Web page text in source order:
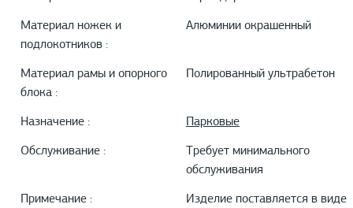
Материал ножек и
подлокотников :
Алюминии окрашенный
Материал рамы и опорного
блока :
Полированный ультрабетон
Назначение : Парковые
Обслуживание :
Требует минимального
обслуживания
Примечание :
Изделие поставляется в виде